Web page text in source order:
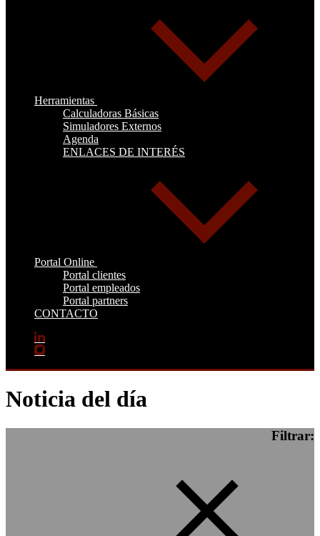
Herramientas
Calculadoras Básicas
Simuladores Externos
Agenda
ENLACES DE INTERÉS
Portal Online
Portal clientes
Portal empleados
Portal partners
CONTACTO
Noticia del día
Filtrar: